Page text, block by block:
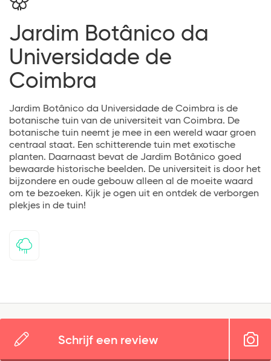
Jardim Botânico da
Universidade de
Coimbra
Jardim Botânico da Universidade de Coimbra is de
botanische tuin van de universiteit van Coimbra. De
botanische tuin neemt je mee in een wereld waar groen
centraal staat. Een schitterende tuin met exotische
planten. Daarnaast bevat de Jardim Botânico goed
bewaarde historische beelden. De universiteit is door het
bijzondere en oude gebouw alleen al de moeite waard
om te bezoeken. Kijk je ogen uit en ontdek de verborgen
plekjes in de tuin!
Schrijf een review